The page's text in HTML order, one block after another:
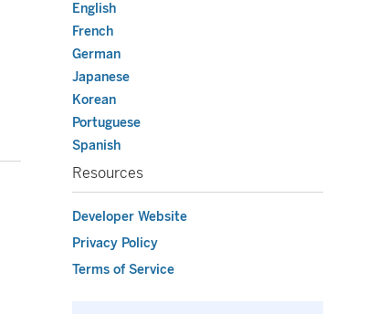
English
French
German
Japanese
Korean
Portuguese
Spanish
Resources
Developer Website
Privacy Policy
Terms of Service